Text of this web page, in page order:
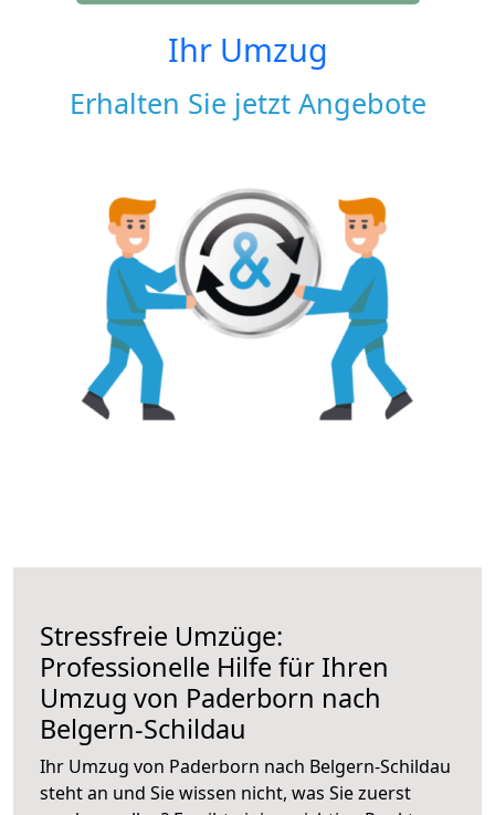
Ihr Umzug
Erhalten Sie jetzt Angebote
Stressfreie Umzüge:
Professionelle Hilfe für Ihren
Umzug von Paderborn nach
Belgern-Schildau
Ihr Umzug von Paderborn nach Belgern-Schildau
steht an und Sie wissen nicht, was Sie zuerst